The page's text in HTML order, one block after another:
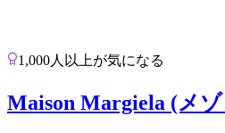
1,000人以上が気になる
Maison Margiela (メ